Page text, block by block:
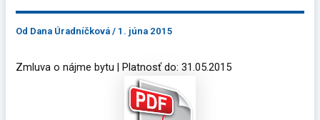
Od Dana Úradníčková/ 1. júna 2015
Zmluva o nájme bytu | Platnosť do: 31.05.2015